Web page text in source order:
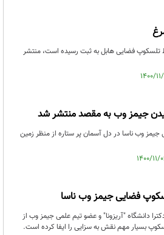
تلسکوپ فضایی هابل به ثبت رسیده است، منتشر
جیمز وب به مقصد منتشر شد
وب ناسا در دل آسمان پر ستاره از منظر زمین
فضایی جیمز وب ناسا
دانشگاه "آریزونا" و عضو تیم علمی جیمز وب از
بسیار مهم نقش به سزایی را ایفا کرده است.